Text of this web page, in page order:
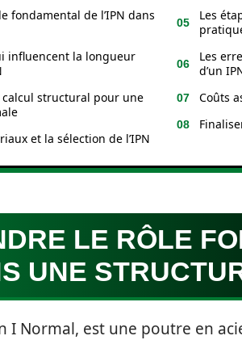
fondamental de l’IPN dans
influencent la longueur
structural pour une
et la sélection de l’IPN
Les
Les
d’un
Coûts
LE RÔLE
UNE
I Normal, est une poutre en